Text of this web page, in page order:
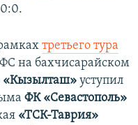
третьего тура
на бахчисарайском
«Кызылташ» уступил
ФК «Севастополь»
«ТСК-Таврия»